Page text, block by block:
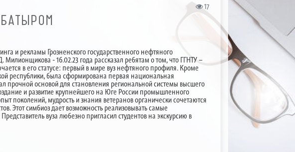
17
и рекламы Грозненского государственного нефтяного
Милионщикова - 16.02.23 года рассказал ребятам о том, что ГГНТУ –
в его статусе: первый в мире вуз нефтяного профиля. Кроме
республики, была сформирована первая национальная
прочной основой для становления региональной системы высшего
и развитие крупнейшего на Юге России промышленного
поколений, мудрость и знания ветеранов органически сочетаются
Этот симбиоз дает возможность реализовывать самые
вуза любезно пригласил студентов на экскурсию в